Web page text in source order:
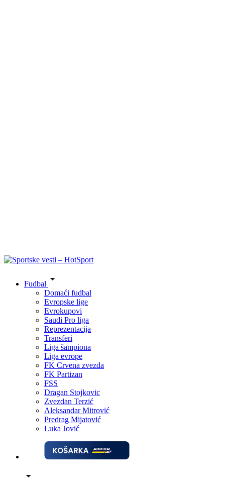
Fudbal
Domaći fudbal
Evropske lige
Evrokupovi
Saudi Pro liga
Reprezentacija
Transferi
Liga šampiona
Liga evrope
FK Crvena zvezda
FK Partizan
FSS
Dragan Stojkovic
Zvezdan Terzić
Aleksandar Mitrović
Predrag Mijatović
Luka Jović